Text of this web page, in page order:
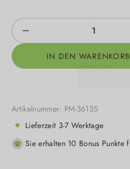
Produkt Anzahl: Gib
IN DEN WARENKORB
Artikelnummer: PM-36135
Lieferzeit 3-7 Werktage
Sie erhalten 10 Bonus Punkte